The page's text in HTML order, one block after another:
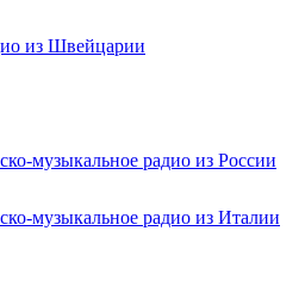
из Швейцарии
музыкальное радио из России
музыкальное радио из Италии